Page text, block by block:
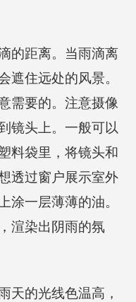
的距离。当雨滴离
遮住远处的风景。
需要的。注意摄像
镜头上。一般可以
料袋里，将镜头和
透过窗户展示室外
涂一层薄薄的油。
渲染出阴雨的氛
天的光线色温高，